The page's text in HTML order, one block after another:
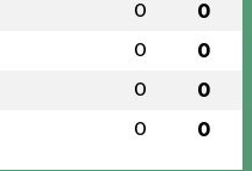
0 0
0 0
0 0
0 0